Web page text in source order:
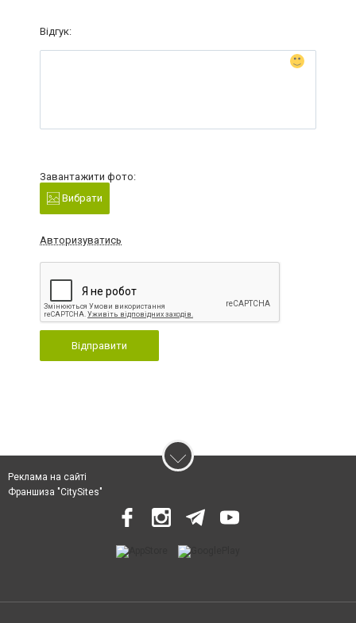
Відгук:
Завантажити фото:
Вибрати
Авторизуватись
Відправити
Реклама на сайті
Франшиза "CitySites"